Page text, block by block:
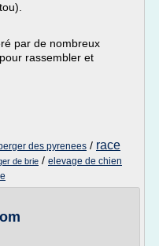
par de nombreux
rassembler et
des pyrenees / race
de brie / elevage de chien